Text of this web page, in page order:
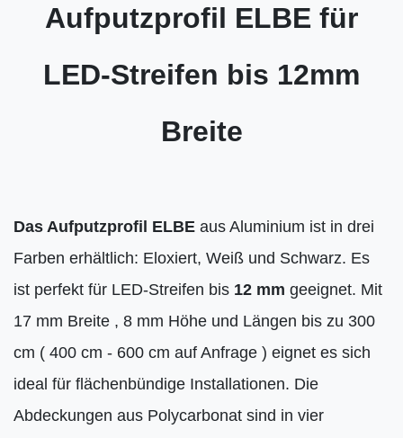
Aufputzprofil ELBE für
LED-Streifen bis 12mm
Breite
Das Aufputzprofil ELBE aus Aluminium ist in drei
Farben erhältlich: Eloxiert, Weiß und Schwarz. Es
ist perfekt für LED-Streifen bis 12 mm geeignet. Mit
17 mm Breite , 8 mm Höhe und Längen bis zu 300
cm ( 400 cm - 600 cm auf Anfrage ) eignet es sich
ideal für flächenbündige Installationen. Die
Abdeckungen aus Polycarbonat sind in vier